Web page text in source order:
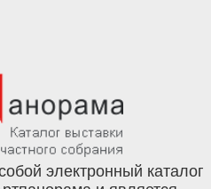
электронный каталог